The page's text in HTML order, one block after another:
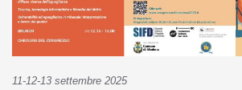
11-12-13 settembre 2025